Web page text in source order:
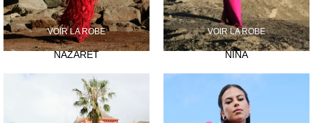
VOIR LA ROBE
NAZARET
VOIR LA ROBE
NINA